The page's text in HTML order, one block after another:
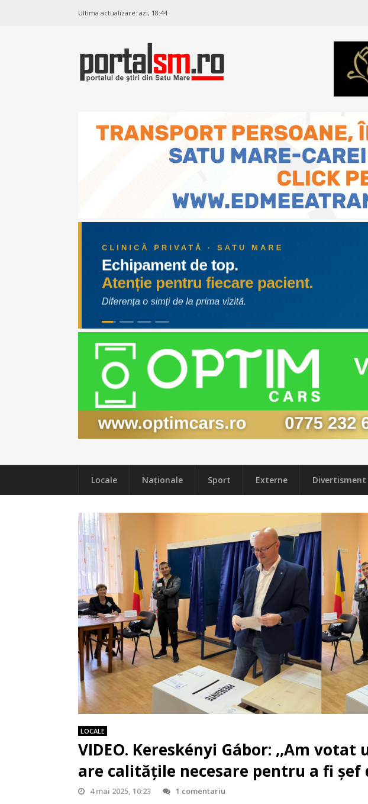
Ultima actualizare: azi, 18:44
Locale Naţionale Sport Externe Divertisment
LOCALE
VIDEO. Kereskényi Gábor: ,,Am votat
are calitățile necesare pentru a fi șef
4 mai 2025, 10:23 1 comentariu